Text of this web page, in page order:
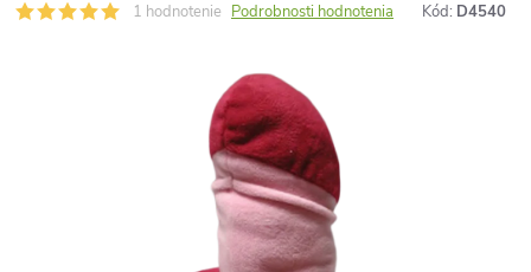
1 hodnotenie Podrobnosti hodnotenia Kód: D4540